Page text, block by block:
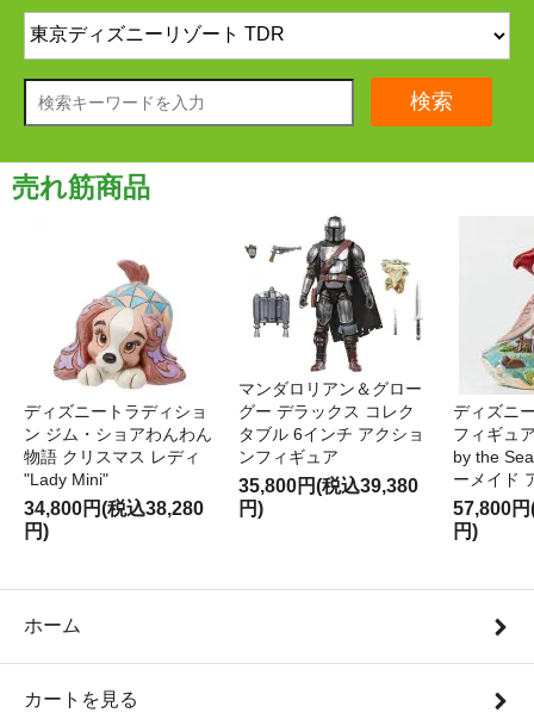
検索
売れ筋商品
ディズニートラディショ
ン ジム・ショアわんわん
物語 クリスマス レディ
"Lady Mini"
34,800円(税込38,280
円)
マンダロリアン＆グロー
グー デラックス コレク
タブル 6インチ アクショ
ンフィギュア
35,800円(税込39,380
円)
ディズニ
フィギュ
by the
ーメイド
57,800
円)
ホーム
カートを見る